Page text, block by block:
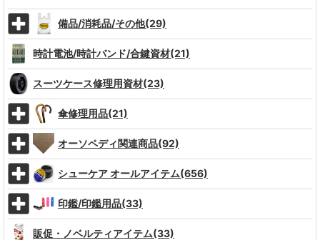
備品/消耗品/その他(29)
時計電池/時計バンド/合鍵資材(21)
スーツケース修理用資材(23)
傘修理用品(21)
オーソペディ関連商品(92)
シューケア オールアイテム(656)
印鑑/印鑑用品(33)
販促・ノベルティアイテム(33)